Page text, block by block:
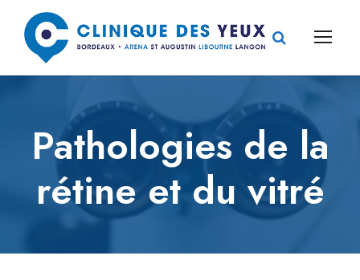
Pathologies de la
rétine et du vitré